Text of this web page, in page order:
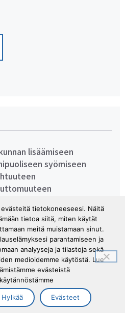
lisäämiseen
syömiseen
Tule ry ©2026 |
tietokoneeseesi. Näitä
tietoa siitä, miten käytät
meitä muistamaan sinut.
parantamiseen ja
analyyseja ja tilastoja sekä
medioidemme käytöstä. Lue
evästeistä
Hylkää Evästeet